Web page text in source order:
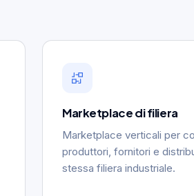
Marketplace di filiera
Marketplace verticali per
produttori, fornitori e
stessa filiera industriale.